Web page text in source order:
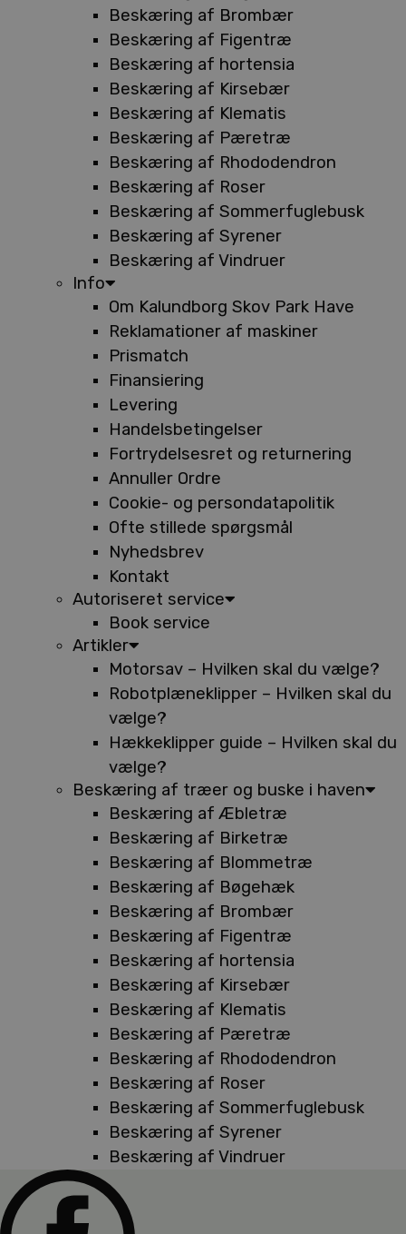
Beskæring af Brombær
Beskæring af Figentræ
Beskæring af hortensia
Beskæring af Kirsebær
Beskæring af Klematis
Beskæring af Pæretræ
Beskæring af Rhododendron
Beskæring af Roser
Beskæring af Sommerfuglebusk
Beskæring af Syrener
Beskæring af Vindruer
Info
Om Kalundborg Skov Park Have
Reklamationer af maskiner
Prismatch
Finansiering
Levering
Handelsbetingelser
Fortrydelsesret og returnering
Annuller Ordre
Cookie- og persondatapolitik
Ofte stillede spørgsmål
Nyhedsbrev
Kontakt
Autoriseret service
Book service
Artikler
Motorsav – Hvilken skal du vælge?
Robotplæneklipper – Hvilken skal du
vælge?
Hækkeklipper guide – Hvilken skal du
vælge?
Beskæring af træer og buske i haven
Beskæring af Æbletræ
Beskæring af Birketræ
Beskæring af Blommetræ
Beskæring af Bøgehæk
Beskæring af Brombær
Beskæring af Figentræ
Beskæring af hortensia
Beskæring af Kirsebær
Beskæring af Klematis
Beskæring af Pæretræ
Beskæring af Rhododendron
Beskæring af Roser
Beskæring af Sommerfuglebusk
Beskæring af Syrener
Beskæring af Vindruer